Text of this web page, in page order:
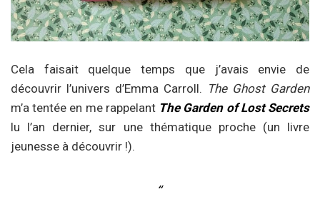
Cela faisait quelque temps que j’avais envie de
découvrir l’univers d’Emma Carroll. The Ghost Garden
m’a tentée en me rappelant The Garden of Lost Secrets
lu l’an dernier, sur une thématique proche (un livre
jeunesse à découvrir !).